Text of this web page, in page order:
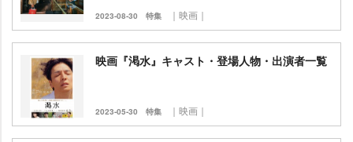
2023-08-30 特集 ｜映画｜
映画『渇水』キャスト・登場人物・出演者一覧
2023-05-30 特集 ｜映画｜